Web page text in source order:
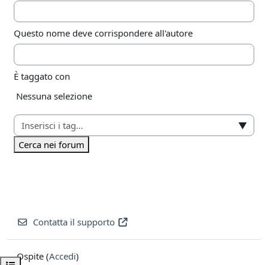
Questo nome deve corrispondere all'autore
È taggato con
Elementi selezionati:
Nessuna selezione
▼
Cerca nei forum
Contatta il supporto
Ospite (Accedi)